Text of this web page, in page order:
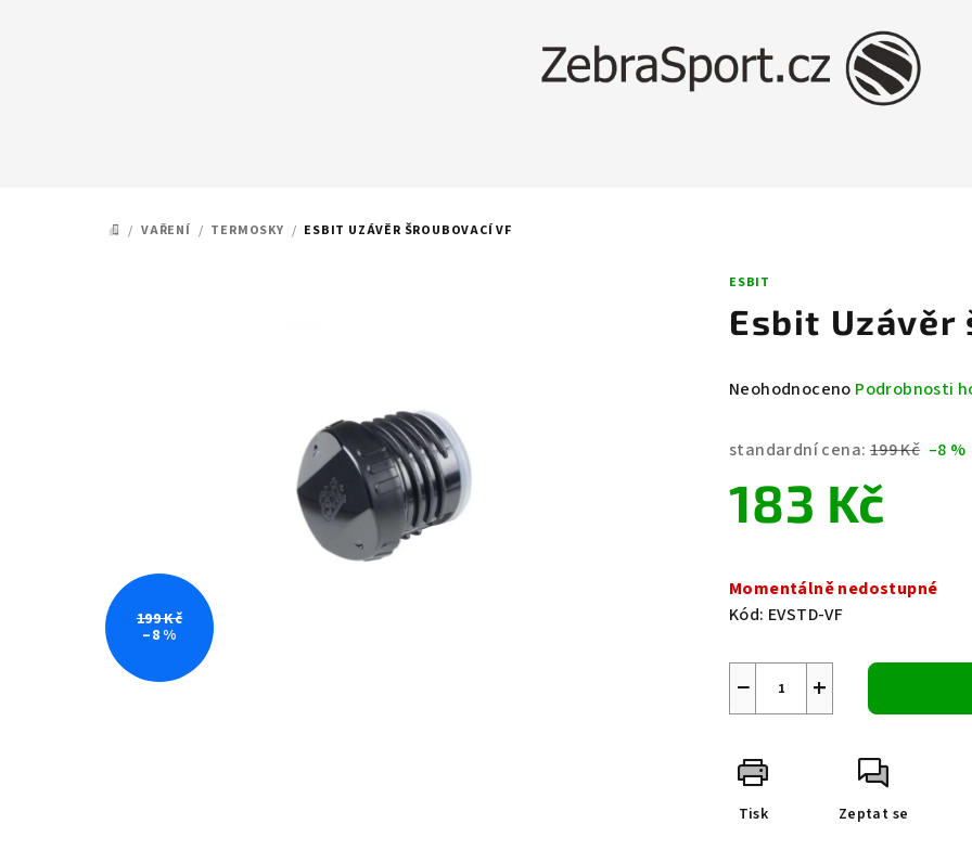
DOMŮ
/ VAŘENÍ / TERMOSKY / ESBIT UZÁVĚR ŠROUBOVACÍ VF
ESBIT
Esbit Uzávěr
Průměrné
produktu
0,0
Neohodnoceno Podrobnosti
standardní cena: 199 Kč –8 %
183 Kč
cena:
Momentálně nedostupné
Kód: EVSTD-VF
+
−
Tisk Zeptat se
199 Kč
–8 %